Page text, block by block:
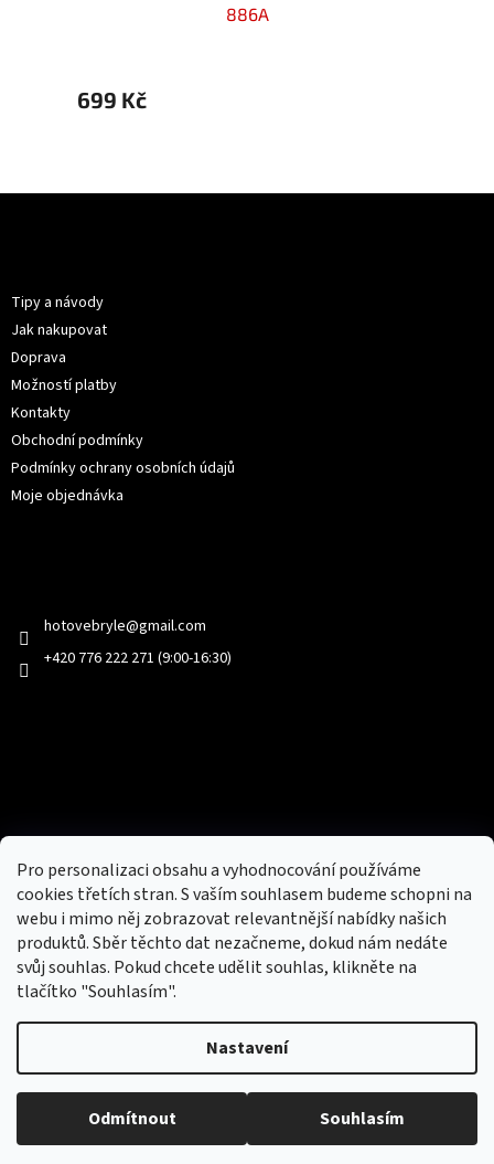
Pro personalizaci obsahu a vyhodnocování používáme
cookies třetích stran. S vaším souhlasem budeme schopni na
webu i mimo něj zobrazovat relevantnější nabídky našich
produktů. Sběr těchto dat nezačneme, dokud nám nedáte
svůj souhlas. Pokud chcete udělit souhlas, klikněte na
tlačítko "Souhlasím".
Nastavení
Odmítnout Souhlasím
886A
699 Kč
Tipy a návody
Jak nakupovat
Doprava
Možností platby
Kontakty
Obchodní podmínky
Podmínky ochrany osobních údajů
Moje objednávka
hotovebryle@gmail.com
+420 776 222 271 (9:00-16:30)
Nový obchod s batohy, cestovními zavazadly, tašky a peněženky
Copyright 2026hotovebryle.cz
. Všechna práva